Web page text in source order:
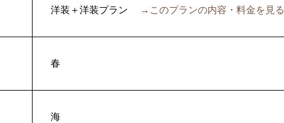
洋装＋洋装プラン →このプランの内容・料金を見る
春
海